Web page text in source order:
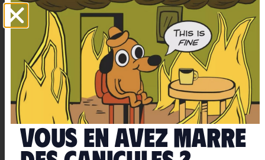
Dans un article publié sur Franceinfo, nous
apprenons qu’en plus de la présentation classique
de la météo, “
il y aura des chiffres, des données, on
pourra revenir par exemple sur les anomalies de
température, sur la question des nappes
phréatiques, ou encore expliquer la sécheresse
hivernale
“. Un visuel très clair et particulièrement
efficace, comme ici par exemple :
Vous en avez marre